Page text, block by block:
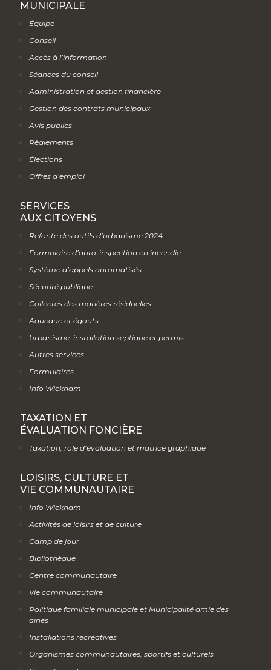
MUNICIPALE
Équipe
Conseil
Accès à l’information
Séances du conseil
Administration et gestion financière
Gestion des contrats municipaux
Avis publics
Règlements
Élections
Offres d’emploi
SERVICES
AUX CITOYENS
Refonte des outils d’urbanisme 2024
Formulaire d’auto-inspection en incendie
Système d’appels automatisés
Sécurité publique
Collectes des matières résiduelles
Aqueduc et égouts
Urbanisme, installation septique et permis
Autres services
Formulaires
Info Wickham
TAXATION ET
ÉVALUATION FONCIÈRE
Taxation, rôle d’évaluation et matrice graphique
LOISIRS, CULTURE ET
VIE COMMUNAUTAIRE
Info Wickham
Activités de loisirs et de culture
Camp de jour
Bibliothèque
Centre communautaire
Vie communautaire
Politique familiale municipale et Municipalité amie des
ainés
Installations récréatives
Organismes communautaires, sportifs et culturels